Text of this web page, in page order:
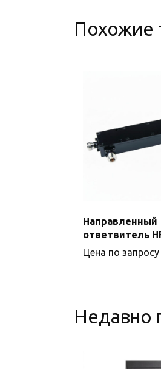
Похожие
Направленный
ответвитель
Цена по запросу
Недавно